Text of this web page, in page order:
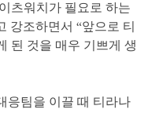
츠워치가 필요로 하는
강조하면서 “앞으로 티
된 것을 매우 기쁘게 생
응팀을 이끌 때 티라나